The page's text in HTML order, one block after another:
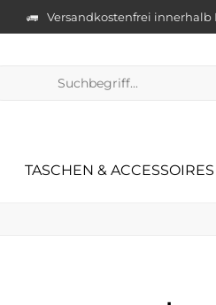
Versandkostenfrei innerhalb
TASCHEN & ACCESSOIRES